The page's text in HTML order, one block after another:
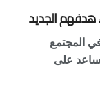
هدفهم الجديد
المجتمع
على